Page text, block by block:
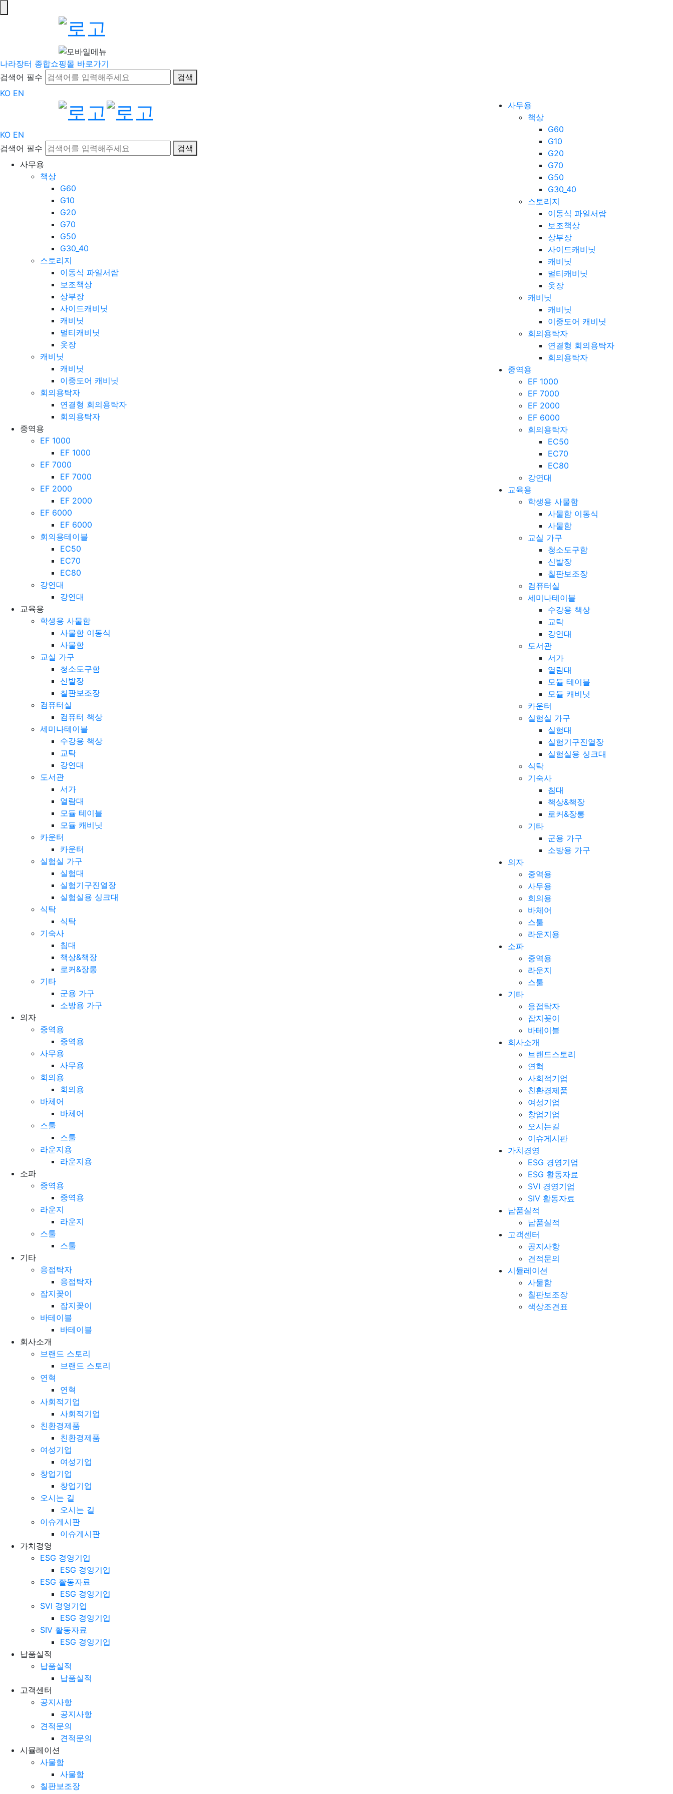
나라장터 종합쇼핑몰 바로가기
검색어 필수
검색
KO EN
사무용
책상
G60
G10
G20
G70
G50
G30_40
스토리지
이동식 파일서랍
보조책상
상부장
사이드캐비닛
캐비닛
멀티캐비닛
옷장
캐비닛
캐비닛
이중도어 캐비닛
회의용탁자
연결형 회의용탁자
회의용탁자
중역용
EF 1000
EF 7000
EF 2000
EF 6000
회의용탁자
EC50
EC70
EC80
강연대
교육용
학생용 사물함
사물함 이동식
사물함
교실 가구
청소도구함
신발장
칠판보조장
컴퓨터실
세미나테이블
수강용 책상
교탁
강연대
도서관
서가
열람대
모듈 테이블
모듈 캐비닛
카운터
실험실 가구
실험대
실험기구진열장
실험실용 싱크대
식탁
기숙사
침대
책상&책장
로커&장롱
기타
군용 가구
소방용 가구
의자
중역용
사무용
회의용
바체어
스툴
라운지용
소파
중역용
라운지
스툴
기타
응접탁자
잡지꽂이
바테이블
회사소개
브랜드스토리
연혁
사회적기업
친환경제품
여성기업
창업기업
오시는길
이슈게시판
가치경영
ESG 경영기업
ESG 활동자료
SVI 경영기업
SIV 활동자료
납품실적
납품실적
고객센터
공지사항
견적문의
시뮬레이션
사물함
칠판보조장
색상조견표
KO EN
검색어 필수
검색
사무용
책상
G60
G10
G20
G70
G50
G30_40
스토리지
이동식 파일서랍
보조책상
상부장
사이드캐비닛
캐비닛
멀티캐비닛
옷장
캐비닛
캐비닛
이중도어 캐비닛
회의용탁자
연결형 회의용탁자
회의용탁자
중역용
EF 1000
EF 1000
EF 7000
EF 7000
EF 2000
EF 2000
EF 6000
EF 6000
회의용테이블
EC50
EC70
EC80
강연대
강연대
교육용
학생용 사물함
사물함 이동식
사물함
교실 가구
청소도구함
신발장
칠판보조장
컴퓨터실
컴퓨터 책상
세미나테이블
수강용 책상
교탁
강연대
도서관
서가
열람대
모듈 테이블
모듈 캐비닛
카운터
카운터
실험실 가구
실험대
실험기구진열장
실험실용 싱크대
식탁
식탁
기숙사
침대
책상&책장
로커&장롱
기타
군용 가구
소방용 가구
의자
중역용
중역용
사무용
사무용
회의용
회의용
바체어
바체어
스툴
스툴
라운지용
라운지용
소파
중역용
중역용
라운지
라운지
스툴
스툴
기타
응접탁자
응접탁자
잡지꽂이
잡지꽂이
바테이블
바테이블
회사소개
브랜드 스토리
브랜드 스토리
연혁
연혁
사회적기업
사회적기업
친환경제품
친환경제품
여성기업
여성기업
창업기업
창업기업
오시는 길
오시는 길
이슈게시판
이슈게시판
가치경영
ESG 경영기업
ESG 경엉기업
ESG 활동자료
ESG 경엉기업
SVI 경영기업
ESG 경엉기업
SIV 활동자료
ESG 경엉기업
납품실적
납품실적
납품실적
고객센터
공지사항
공지사항
견적문의
견적문의
시뮬레이션
사물함
사물함
칠판보조장